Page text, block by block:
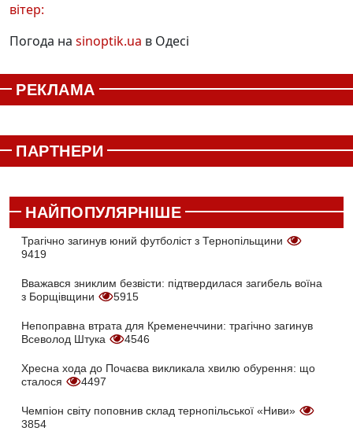
вітер:
Погода на sinoptik.ua в Одесі
РЕКЛАМА
ПАРТНЕРИ
НАЙПОПУЛЯРНІШЕ
Трагічно загинув юний футболіст з Тернопільщини
9419
Вважався зниклим безвісти: підтвердилася загибель воїна
з Борщівщини
5915
Непоправна втрата для Кременеччини: трагічно загинув
Всеволод Штука
4546
Хресна хода до Почаєва викликала хвилю обурення: що
сталося
4497
Чемпіон світу поповнив склад тернопільської «Ниви»
3854